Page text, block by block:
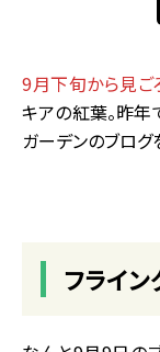
9月下旬から見ご
キアの紅葉。昨
ガーデンのブログ
フライ